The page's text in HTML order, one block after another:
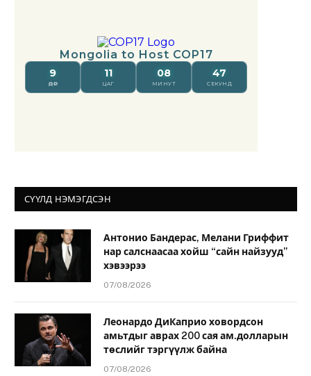
СҮҮЛД НЭМЭГДСЭН
Антонио Бандерас, Мелани Гриффит
нар салснаасаа хойш “сайн найзууд”
хэвээрээ
07/08/2026
Леонардо ДиКаприо ховордсон
амьтдыг аврах 200 сая ам.долларын
төслийг тэргүүлж байна
07/08/2026